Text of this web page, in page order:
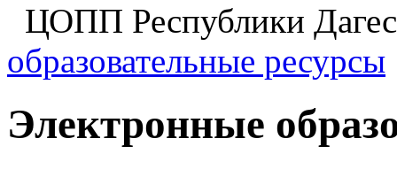
ЦОПП Республики
образовательные ресурсы
Электронные